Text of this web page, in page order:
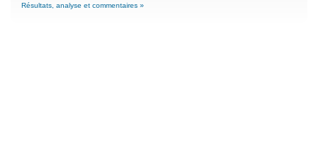
Résultats, analyse et commentaires »